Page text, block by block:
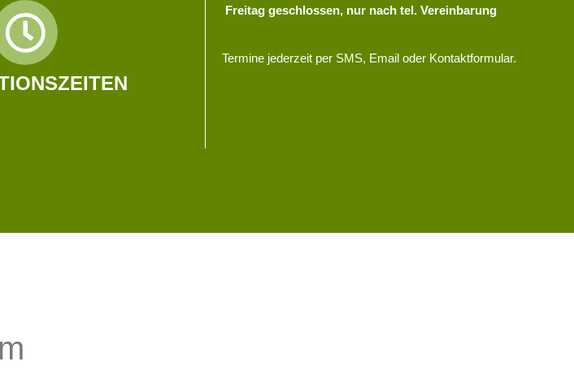
Freitag geschlossen, nur nach tel. Vereinbarung
Termine jederzeit per SMS, Email oder Kontaktformular.